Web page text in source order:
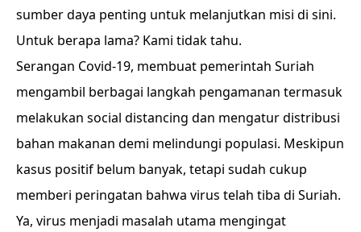
sumber daya penting untuk melanjutkan misi di sini.
Untuk berapa lama? Kami tidak tahu.
Serangan Covid-19, membuat pemerintah Suriah
mengambil berbagai langkah pengamanan termasuk
melakukan social distancing dan mengatur distribusi
bahan makanan demi melindungi populasi. Meskipun
kasus positif belum banyak, tetapi sudah cukup
memberi peringatan bahwa virus telah tiba di Suriah.
Ya, virus menjadi masalah utama mengingat